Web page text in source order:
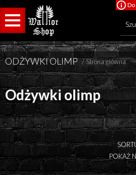
ODŻYWKI OLIMP /Strona główna
Odżywki olimp
POKAŻ